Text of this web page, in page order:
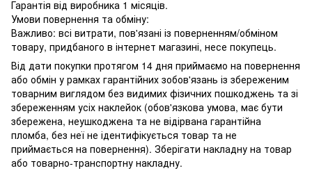
Гарантія від виробника 1 місяців.
Умови повернення та обміну:
Важливо: всі витрати, пов'язані із поверненням/обміном
товару, придбаного в інтернет магазині, несе покупець.
Від дати покупки протягом 14 дня приймаємо на повернення
або обмін у рамках гарантійних зобов'язань із збереженим
товарним виглядом без видимих ​​фізичних пошкоджень та зі
збереженням усіх наклейок (обов'язкова умова, має бути
збережена, неушкоджена та не відірвана гарантійна
пломба, без неї не ідентифікується товар та не
приймається на повернення). Зберігати накладну на товар
або товарно-транспортну накладну.